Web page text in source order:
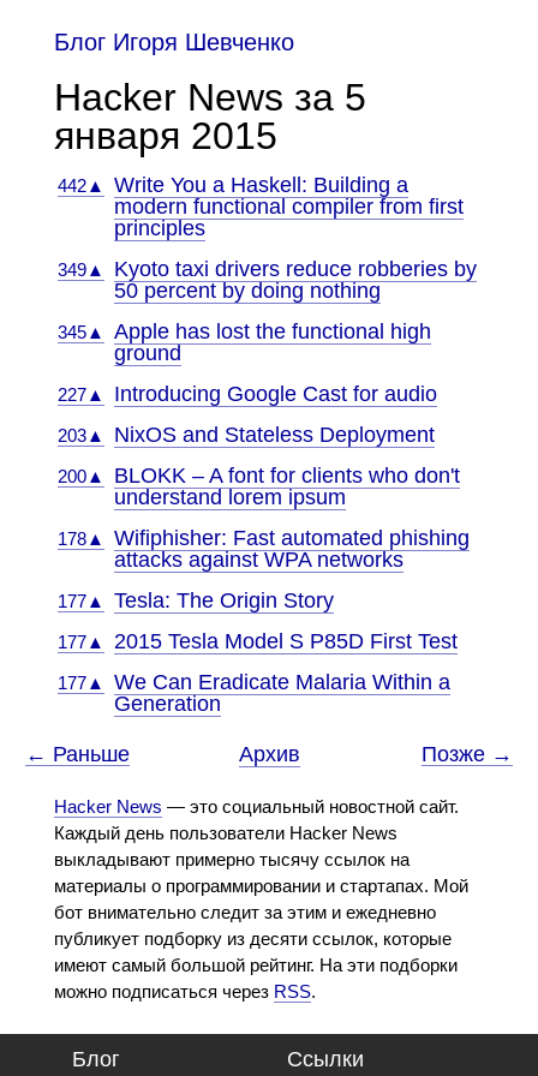
Блог Игоря Шевченко
Hacker News за 5
января 2015
442▲
Write You a Haskell: Building a
modern functional compiler from first
principles
349▲
Kyoto taxi drivers reduce robberies by
50 percent by doing nothing
345▲
Apple has lost the functional high
ground
227▲ Introducing Google Cast for audio
203▲ NixOS and Stateless Deployment
200▲
BLOKK – A font for clients who don't
understand lorem ipsum
178▲
Wifiphisher: Fast automated phishing
attacks against WPA networks
177▲ Tesla: The Origin Story
177▲ 2015 Tesla Model S P85D First Test
177▲
We Can Eradicate Malaria Within a
Generation
← Раньше Архив Позже →
Hacker News — это социальный новостной сайт.
Каждый день пользователи Hacker News
выкладывают примерно тысячу ссылок на
материалы о программировании и стартапах. Мой
бот внимательно следит за этим и ежедневно
публикует подборку из десяти ссылок, которые
имеют самый большой рейтинг. На эти подборки
можно подписаться через RSS.
Блог Ссылки